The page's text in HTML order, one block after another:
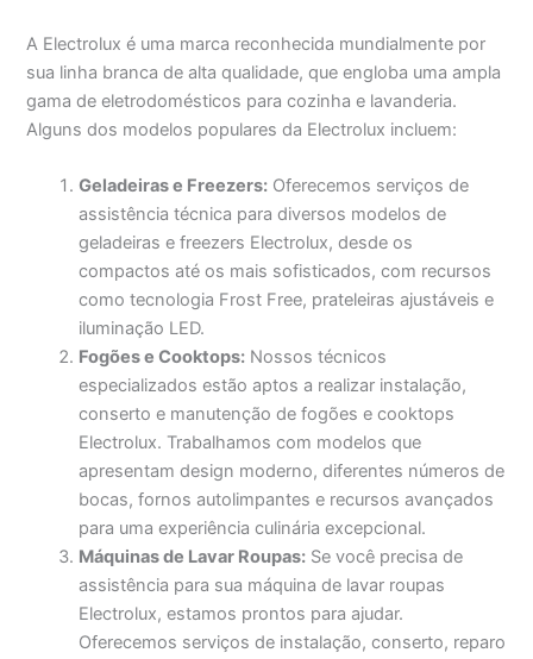
A Electrolux é uma marca reconhecida mundialmente por
sua linha branca de alta qualidade, que engloba uma ampla
gama de eletrodomésticos para cozinha e lavanderia.
Alguns dos modelos populares da Electrolux incluem:
Geladeiras e Freezers: Oferecemos serviços de
assistência técnica para diversos modelos de
geladeiras e freezers Electrolux, desde os
compactos até os mais sofisticados, com recursos
como tecnologia Frost Free, prateleiras ajustáveis e
iluminação LED.
Fogões e Cooktops: Nossos técnicos
especializados estão aptos a realizar instalação,
conserto e manutenção de fogões e cooktops
Electrolux. Trabalhamos com modelos que
apresentam design moderno, diferentes números de
bocas, fornos autolimpantes e recursos avançados
para uma experiência culinária excepcional.
Máquinas de Lavar Roupas: Se você precisa de
assistência para sua máquina de lavar roupas
Electrolux, estamos prontos para ajudar.
Oferecemos serviços de instalação, conserto, reparo